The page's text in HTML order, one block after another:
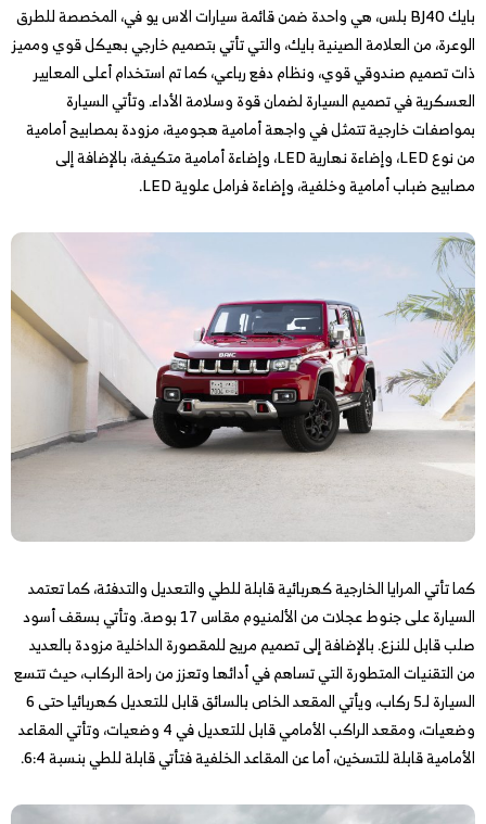
بايك BJ40 بلس، هي واحدة ضمن قائمة سيارات الاس يو في، المخصصة للطرق
الوعرة، من العلامة الصينية بايك، والتي تأتي بتصميم خارجي بهيكل قوي ومميز
ذات تصميم صندوقي قوي، ونظام دفع رباعي، كما تم استخدام أعلى المعايير
العسكرية في تصميم السيارة لضمان قوة وسلامة الأداء. وتأتي السيارة
بمواصفات خارجية تتمثل في واجهة أمامية هجومية، مزودة بمصابيح أمامية
من نوع LED، وإضاءة نهارية LED، وإضاءة أمامية متكيفة، بالإضافة إلى
مصابيح ضباب أمامية وخلفية، وإضاءة فرامل علوية LED.
كما تأتي المرايا الخارجية كهربائية قابلة للطي والتعديل والتدفئة، كما تعتمد
السيارة على جنوط عجلات من الألمنيوم مقاس 17 بوصة. وتأتي بسقف أسود
صلب قابل للنزع. بالإضافة إلى تصميم مريح للمقصورة الداخلية مزودة بالعديد
من التقنيات المتطورة التي تساهم في أدائها وتعزز من راحة الركاب، حيث تتسع
السيارة لـ5 ركاب، ويأتي المقعد الخاص بالسائق قابل للتعديل كهربائيا حتى 6
وضعيات، ومقعد الراكب الأمامي قابل للتعديل في 4 وضعيات، وتأتي المقاعد
الأمامية قابلة للتسخين، أما عن المقاعد الخلفية فتأتي قابلة للطي بنسبة 6:4.